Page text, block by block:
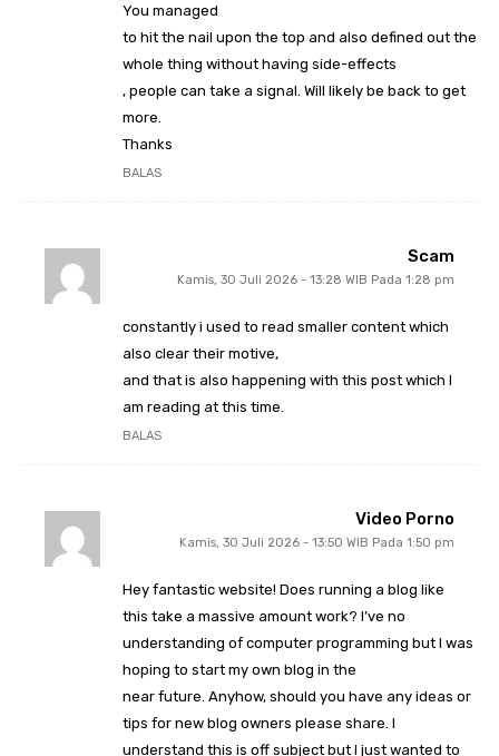
You managed
to hit the nail upon the top and also defined out the
whole thing without having side-effects
, people can take a signal. Will likely be back to get
more.
Thanks
BALAS
Scam
Kamis, 30 Juli 2026 - 13:28 WIB Pada 1:28 pm
constantly i used to read smaller content which
also clear their motive,
and that is also happening with this post which I
am reading at this time.
BALAS
Video Porno
Kamis, 30 Juli 2026 - 13:50 WIB Pada 1:50 pm
Hey fantastic website! Does running a blog like
this take a massive amount work? I’ve no
understanding of computer programming but I was
hoping to start my own blog in the
near future. Anyhow, should you have any ideas or
tips for new blog owners please share. I
understand this is off subject but I just wanted to